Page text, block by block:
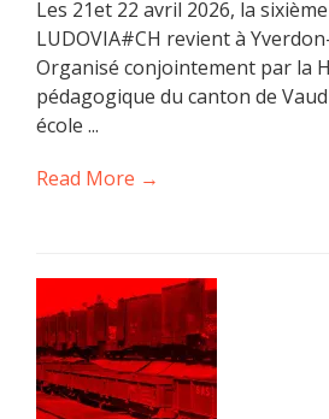
Les 21et 22 avril 2026, la
LUDOVIA#CH revient à
Organisé conjointement par la
pédagogique du canton de
école ...
Read More →